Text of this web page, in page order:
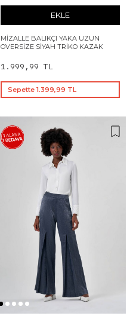
EKLE
MIZALLE BALIKÇI YAKA UZUN
OVERSIZE SIYAH TRIKO KAZAK
1.999,99 TL
Sepette 1.399,99 TL